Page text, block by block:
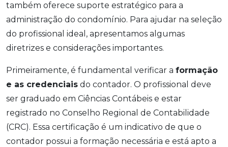
também oferece suporte estratégico para a
administração do condomínio. Para ajudar na seleção
do profissional ideal, apresentamos algumas
diretrizes e considerações importantes.
Primeiramente, é fundamental verificar a formação
e as credenciais do contador. O profissional deve
ser graduado em Ciências Contábeis e estar
registrado no Conselho Regional de Contabilidade
(CRC). Essa certificação é um indicativo de que o
contador possui a formação necessária e está apto a